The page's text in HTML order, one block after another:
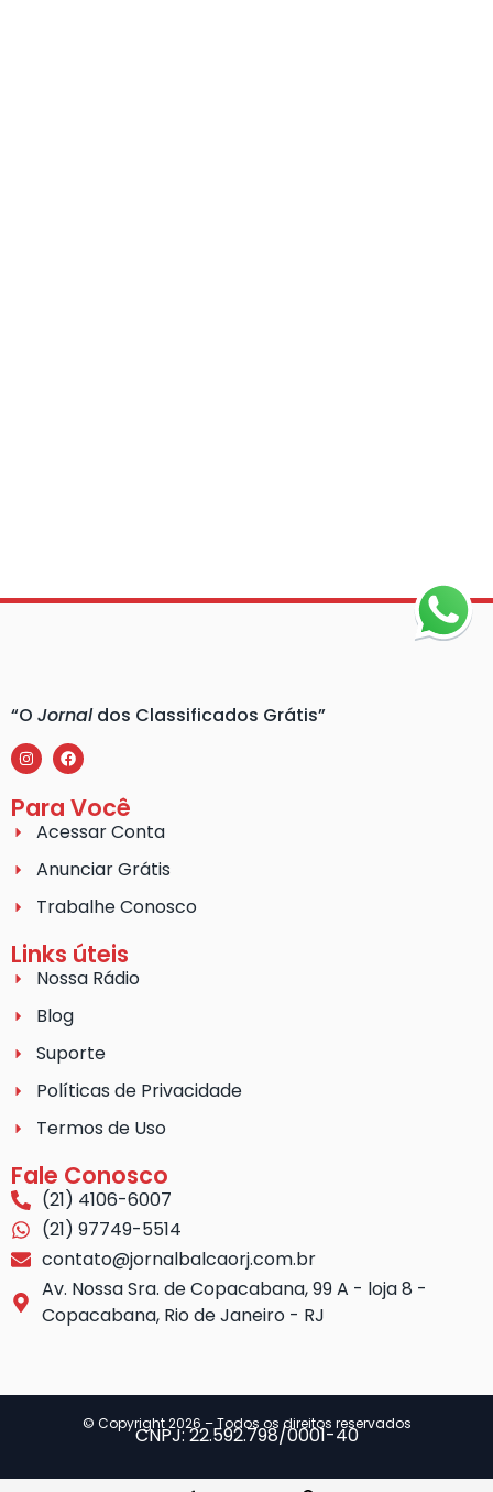
“O Jornaldos Classificados Grátis”
Para Você
Acessar Conta
Anunciar Grátis
Trabalhe Conosco
Links úteis
Nossa Rádio
Blog
Suporte
Políticas de Privacidade
Termos de Uso
Fale Conosco
(21) 4106-6007
(21) 97749-5514
contato@jornalbalcaorj.com.br
Av. Nossa Sra. de Copacabana, 99 A - loja 8 -
Copacabana, Rio de Janeiro - RJ
© Copyright 2026 – Todos os direitos reservados
CNPJ: 22.592.798/0001-40